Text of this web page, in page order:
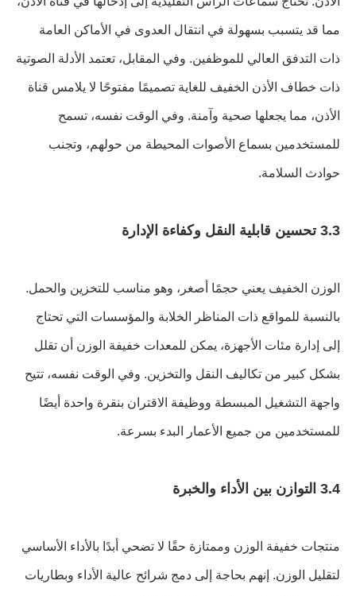
مما قد يتسبب بسهولة في انتقال العدوى في الأماكن العامة
ذات التدفق العالي للموظفين. وفي المقابل، تعتمد الأدلة الصوتية
ذات خطاف الأذن الخفيف للغاية تصميمًا مفتوحًا لا يلامس قناة
الأذن، مما يجعلها صحية وآمنة. وفي الوقت نفسه، تسمح
للمستخدمين بسماع الأصوات المحيطة من حولهم، وتجنب
حوادث السلامة.
3.3 تحسين قابلية النقل وكفاءة الإدارة
الوزن الخفيف يعني حجمًا أصغر، وهو مناسب للتخزين والحمل.
بالنسبة للمواقع ذات المناظر الخلابة والمؤسسات التي تحتاج
إلى إدارة مئات الأجهزة، يمكن للمعدات خفيفة الوزن أن تقلل
بشكل كبير من تكاليف النقل والتخزين. وفي الوقت نفسه، تتيح
واجهة التشغيل المبسطة ووظيفة الاقتران بنقرة واحدة أيضًا
للمستخدمين من جميع الأعمار البدء بسرعة.
3.4 التوازن بين الأداء والخبرة
منتجات خفيفة الوزن وممتازة حقًا لا تضحي أبدًا بالأداء الأساسي
لتقليل الوزن. إنهم بحاجة إلى دمج شرائح عالية الأداء وبطاريات